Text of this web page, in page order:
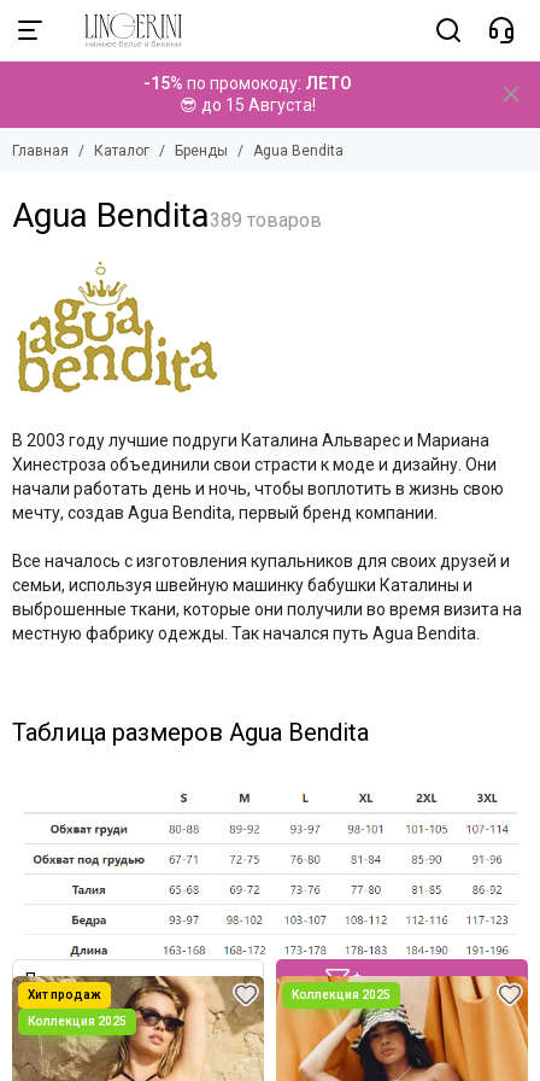
Бренды
Смотреть все бренды
Agua Bendita
Aquarilla
Anais
Avanua
Bas Bleu
Beauty Night
Bella Misteria
Casmir
ChiliRose
CoCoon
Cofeshion Marc Massimo
Cosita Linda
Cornette
De Lafense
Doctor Nap
Ewlon
Etna
Evelena
Fiore
Gorgeous+
Jantzen
Julimex
-15% по промокоду: ЛЕТО
😎 до 15 Августа!
Главная Каталог Бренды Agua Bendita
Agua Bendita
В 2003 году лучшие подруги Каталина Альварес и Мариана
Хинестроза объединили свои страсти к моде и дизайну. Они
начали работать день и ночь, чтобы воплотить в жизнь свою
мечту, создав Agua Bendita, первый бренд компании.
Все началось с изготовления купальников для своих друзей и
семьи, используя швейную машинку бабушки Каталины и
выброшенные ткани, которые они получили во время визита на
местную фабрику одежды. Так начался путь Agua Bendita.
Таблица размеров Agua Bendita
Фильтр товаров